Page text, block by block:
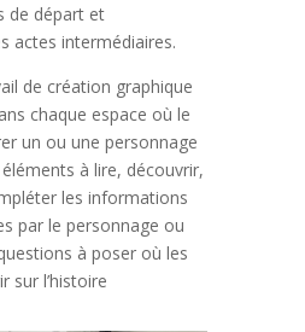
de départ et
actes intermédiaires.
de création graphique
chaque espace où le
un ou une personnage
à lire, découvrir,
les informations
par le personnage ou
à poser où les
sur l’histoire